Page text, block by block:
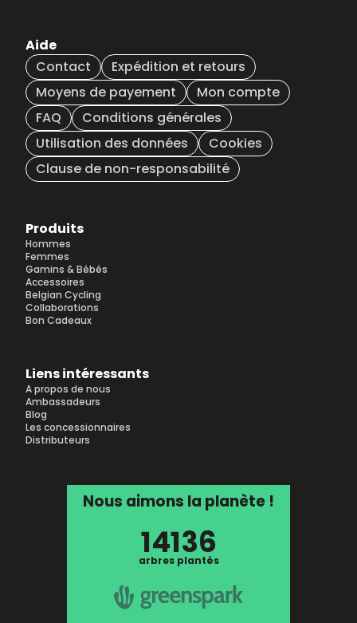
Aide
Contact
Expédition et retours
Moyens de payement
Mon compte
FAQ
Conditions générales
Utilisation des données
Cookies
Clause de non-responsabilité
Produits
Hommes
Femmes
Gamins & Bébés
Accessoires
Belgian Cycling
Collaborations
Bon Cadeaux
Liens intéressants
A propos de nous
Ambassadeurs
Blog
Les concessionnaires
Distributeurs
Nous aimons la planète !
14136
arbres plantés